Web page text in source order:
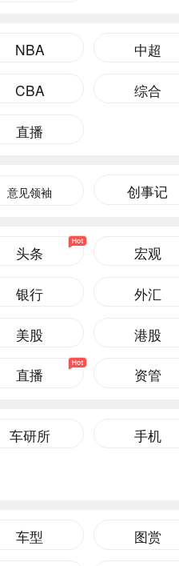
NBA 中超
CBA 综合
直播
意见领袖 创事记
头条 宏观
银行 外汇
美股 港股
直播 资管
车研所 手机
车型 图赏